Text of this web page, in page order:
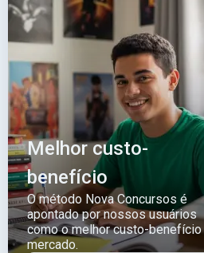
Melhor custo-
benefício
O método Nova Concursos é
apontado por nossos usuários
como o melhor custo-
mercado.